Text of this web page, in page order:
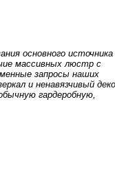
основного источника
массивных люстр с
запросы наших
и ненавязчивый
гардеробную,